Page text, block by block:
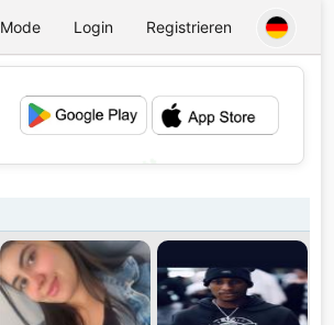
Mode Login Registrieren